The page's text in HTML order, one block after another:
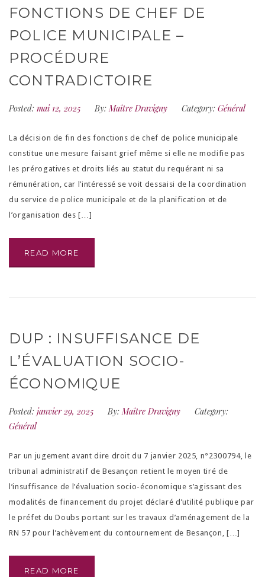
FONCTIONS DE CHEF DE
POLICE MUNICIPALE –
PROCÉDURE
CONTRADICTOIRE
Posted: mai 12, 2025 By: Maître Dravigny Category: Général
La décision de fin des fonctions de chef de police municipale
constitue une mesure faisant grief même si elle ne modifie pas
les prérogatives et droits liés au statut du requérant ni sa
rémunération, car l’intéressé se voit dessaisi de la coordination
du service de police municipale et de la planification et de
l’organisation des […]
READ MORE
DUP : INSUFFISANCE DE
L’ÉVALUATION SOCIO-
ÉCONOMIQUE
Posted: janvier 29, 2025 By: Maître Dravigny
Category:
Général
Par un jugement avant dire droit du 7 janvier 2025, n°2300794, le
tribunal administratif de Besançon retient le moyen tiré de
l’insuffisance de l’évaluation socio-économique s’agissant des
modalités de financement du projet déclaré d’utilité publique par
le préfet du Doubs portant sur les travaux d’aménagement de la
RN 57 pour l’achèvement du contournement de Besançon, […]
READ MORE